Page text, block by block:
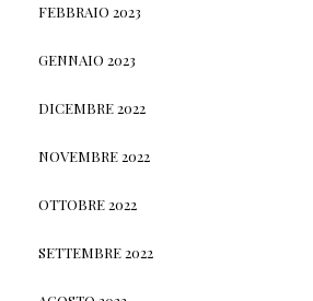
FEBBRAIO 2023
GENNAIO 2023
DICEMBRE 2022
NOVEMBRE 2022
OTTOBRE 2022
SETTEMBRE 2022